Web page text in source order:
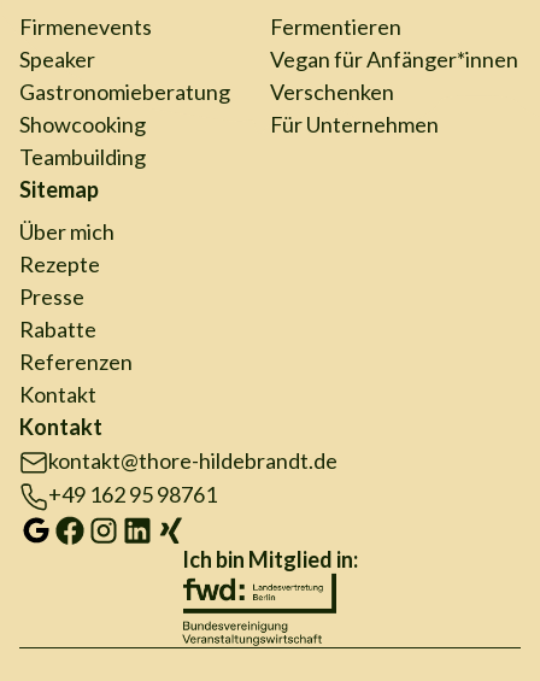
Firmenevents
Speaker
Gastronomieberatung
Showcooking
Teambuilding
Fermentieren
Vegan für Anfänger*innen
Verschenken
Für Unternehmen
Sitemap
Über mich
Rezepte
Presse
Rabatte
Referenzen
Kontakt
Kontakt
kontakt@thore-hildebrandt.de
+49 162 95 98761
Ich bin Mitglied in: